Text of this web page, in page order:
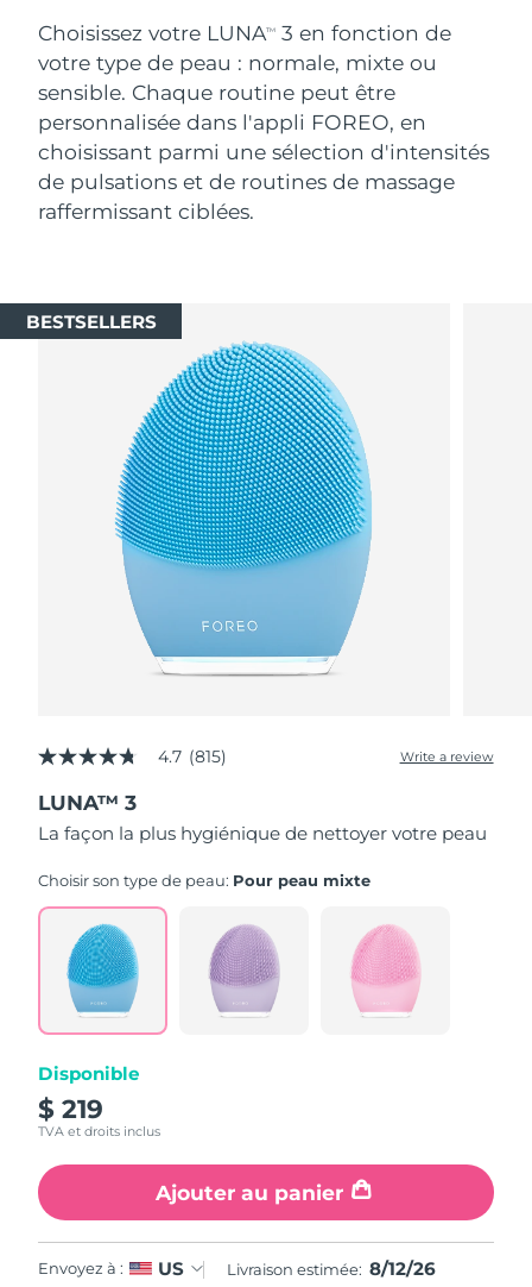
Choisissez votre LUNATM
3 en fonction de
votre type de peau : normale, mixte ou
sensible. Chaque routine peut être
personnalisée dans l'appli FOREO, en
choisissant parmi une sélection d'intensités
de pulsations et de routines de massage
raffermissant ciblées.
BESTSELLERS
4.7
of
5
stars,
rating
Read
Reviews.
Same
page
link.
4.7 (815) Write a review
LUNA™ 3
La façon la plus hygiénique de nettoyer votre peau
Choisir son type de peau: Pour peau mixte
Disponible
$ 219
TVA et droits inclus
Ajouter au panier
Envoyez à : US Livraison estimée: 8/12/26